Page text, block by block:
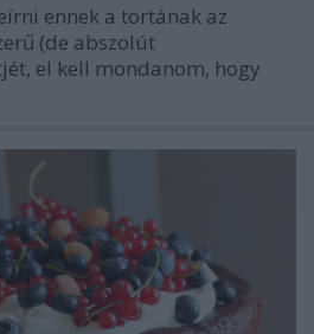
ennek a tortának az
(de abszolút
el kell mondanom, hogy